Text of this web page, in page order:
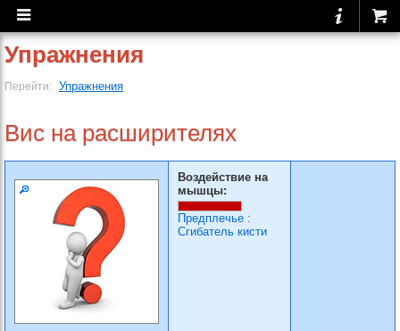
Упражнения
Перейти: Упражнения
Вис на расширителях
Воздействие на
мышцы:
Предплечье :
Сгибатель кисти